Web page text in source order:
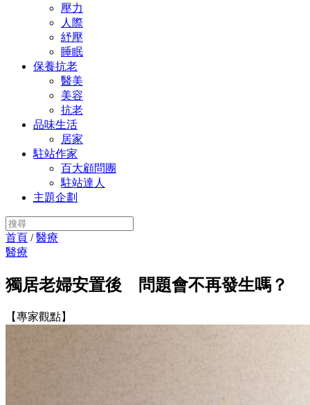
壓力
人際
紓壓
睡眠
保養抗老
醫美
美容
抗老
品味生活
居家
駐站作家
百大顧問團
駐站達人
主題企劃
首頁 /醫療
醫療
獨居老婦安置後 問題會不再發生嗎？
【專家觀點】